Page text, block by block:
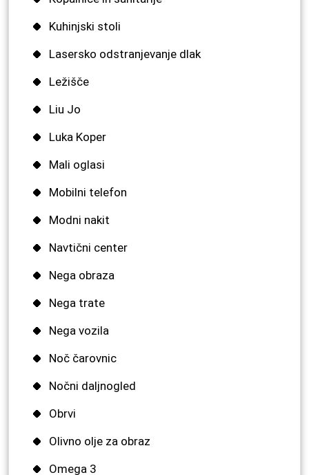
Kuhinjski stoli
Lasersko odstranjevanje dlak
Ležišče
Liu Jo
Luka Koper
Mali oglasi
Mobilni telefon
Modni nakit
Navtični center
Nega obraza
Nega trate
Nega vozila
Noč čarovnic
Nočni daljnogled
Obrvi
Olivno olje za obraz
Omega 3